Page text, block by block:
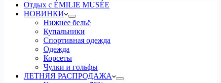
Отдых с ÉMILIE MUSÉE
НОВИНКИ
Нижнее бельё
Купальники
Спортивная одежда
Одежда
Корсеты
Чулки и гольфы
ЛЕТНЯЯ РАСПРОДАЖА